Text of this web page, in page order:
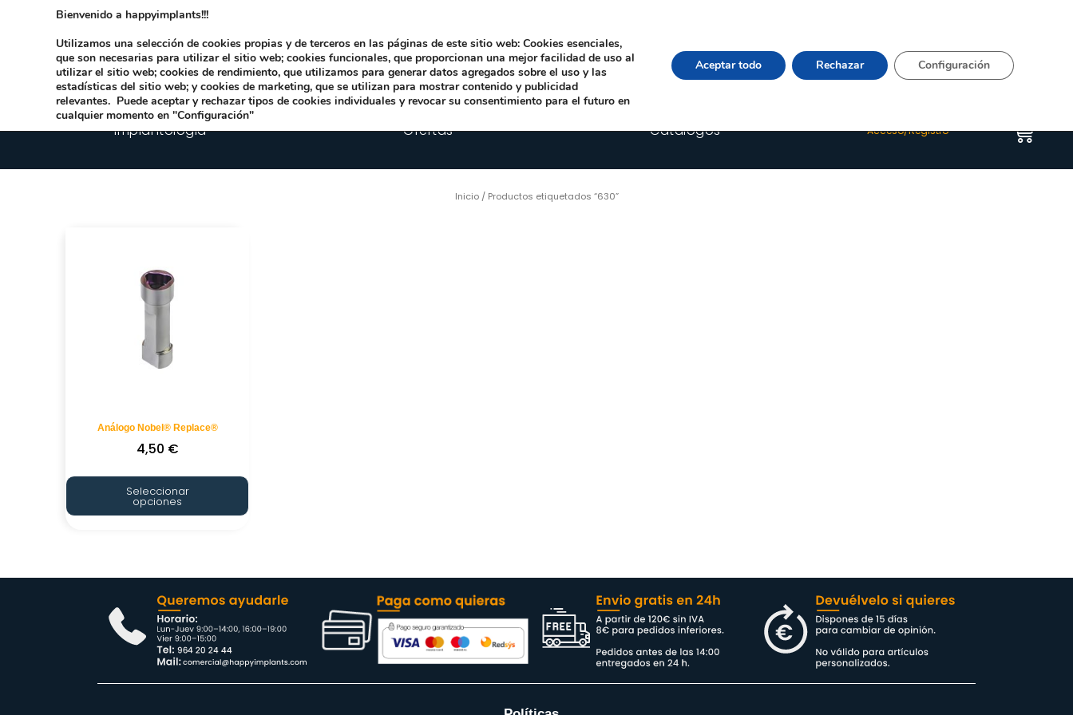
Dirección:
Quienes somos Happyblog Contacto
Implantologia Ofertas Catálogos Acceso/Registro
Inicio/ Productos etiquetados “630”
Análogo Nobel® Replace®
4,50 €
Seleccionar
opciones
Bienvenido a happyimplants!!!
Utilizamos una selección de cookies propias y de terceros en las páginas de este sitio web: Cookies esenciales,
que son necesarias para utilizar el sitio web; cookies funcionales, que proporcionan una mejor facilidad de uso al
utilizar el sitio web; cookies de rendimiento, que utilizamos para generar datos agregados sobre el uso y las
estadísticas del sitio web; y cookies de marketing, que se utilizan para mostrar contenido y publicidad
relevantes. Puede aceptar y rechazar tipos de cookies individuales y revocar su consentimiento para el futuro en
cualquier momento en "Configuración"
Aceptar todo Rechazar Configuración